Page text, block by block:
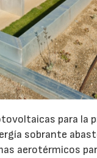
para la
sobrante
aerotérmicos